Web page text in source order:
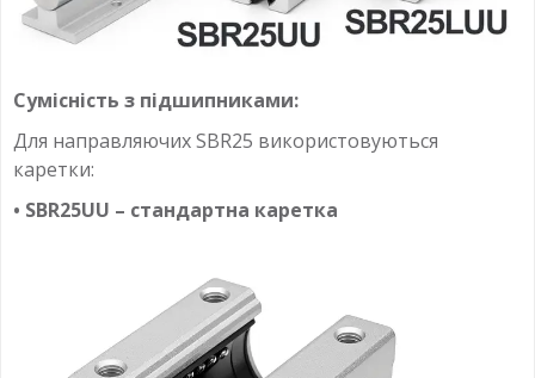
Сумісність з підшипниками:
Для направляючих SBR25 використовуються
каретки:
• SBR25UU – стандартна каретка